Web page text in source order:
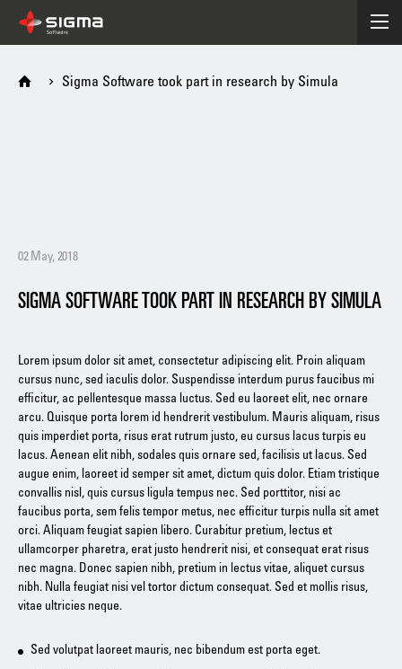
Sigma Software took part in research by Simula
02 May, 2018
SIGMA SOFTWARE TOOK PART IN RESEARCH BY SIMULA
Lorem ipsum dolor sit amet, consectetur adipiscing elit. Proin aliquam
cursus nunc, sed iaculis dolor. Suspendisse interdum purus faucibus mi
efficitur, ac pellentesque massa luctus. Sed eu laoreet elit, nec ornare
arcu. Quisque porta lorem id hendrerit vestibulum. Mauris aliquam, risus
quis imperdiet porta, risus erat rutrum justo, eu cursus lacus turpis eu
lacus. Aenean elit nibh, sodales quis ornare sed, facilisis ut lacus. Sed
augue enim, laoreet id semper sit amet, dictum quis dolor. Etiam tristique
convallis nisl, quis cursus ligula tempus nec. Sed porttitor, nisi ac
faucibus porta, sem felis tempor metus, nec efficitur turpis nulla sit amet
orci. Aliquam feugiat sapien libero. Curabitur pretium, lectus et
ullamcorper pharetra, erat justo hendrerit nisi, et consequat erat risus
nec magna. Donec sapien nibh, pretium in lectus vitae, aliquet cursus
nibh. Nulla feugiat nisi vel tortor dictum consequat. Sed et mollis risus,
vitae ultricies neque.
Sed volutpat laoreet mauris, nec bibendum est porta eget.